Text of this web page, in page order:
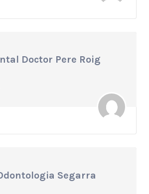
Doctor Pere Roig
Segarra